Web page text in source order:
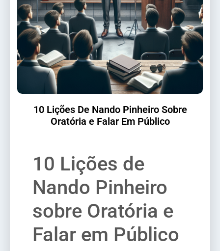
10 Lições De Nando Pinheiro Sobre
Oratória e Falar Em Público
10 Lições de
Nando Pinheiro
sobre Oratória e
Falar em Público